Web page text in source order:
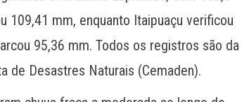
109,41 mm, enquanto Itaipuaçu verificou
95,36 mm. Todos os registros são da
de Desastres Naturais (Cemaden).